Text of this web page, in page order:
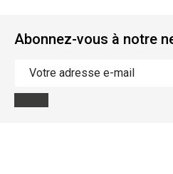
Abonnez-vous à notre